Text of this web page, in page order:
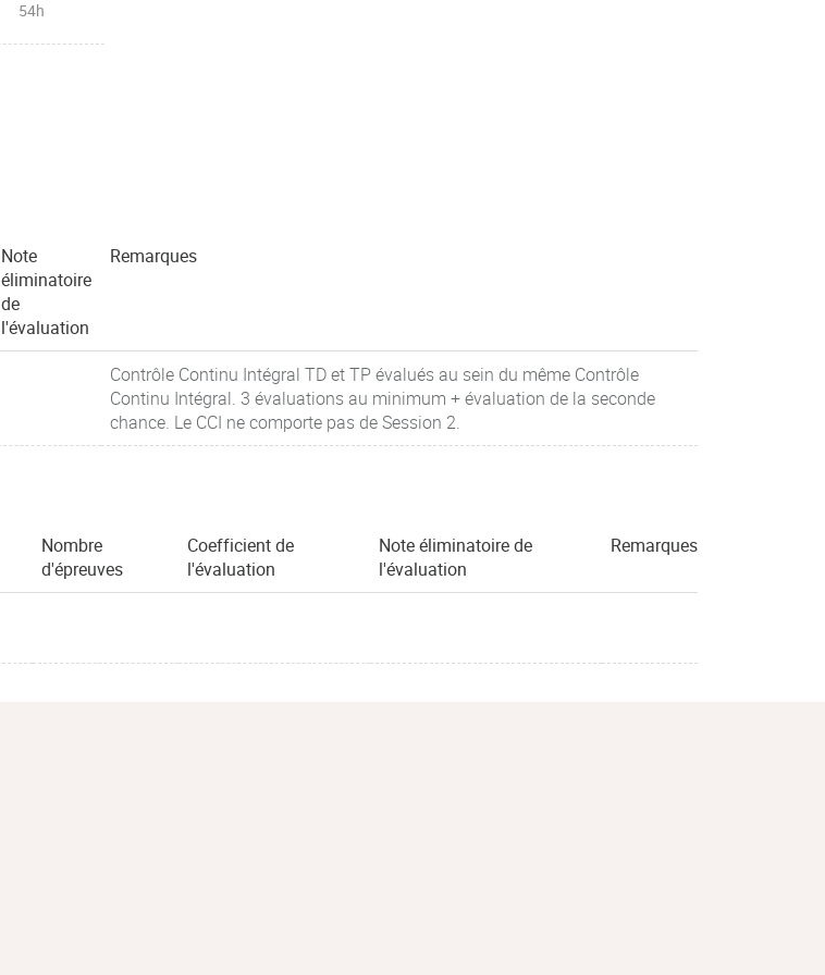
54h
Note
éliminatoire
de
l'évaluation
Remarques
Contrôle Continu Intégral TD et TP évalués au sein du même Contrôle
Continu Intégral. 3 évaluations au minimum + évaluation de la seconde
chance. Le CCI ne comporte pas de Session 2.
Nombre
d'épreuves
Coefficient de
l'évaluation
Note éliminatoire de
l'évaluation
Remarques